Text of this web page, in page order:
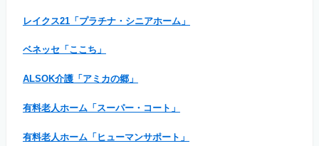
レイクス21「プラチナ・シニアホーム」
ベネッセ「ここち」
ALSOK介護「アミカの郷」
有料老人ホーム「スーパー・コート」
有料老人ホーム「ヒューマンサポート」